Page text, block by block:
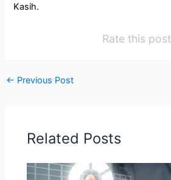
Kasih.
Rate this post
← Previous Post
Related Posts